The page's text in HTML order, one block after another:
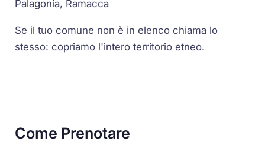
Palagonia, Ramacca
Se il tuo comune non è in elenco chiama lo
stesso: copriamo l'intero territorio etneo.
Come Prenotare